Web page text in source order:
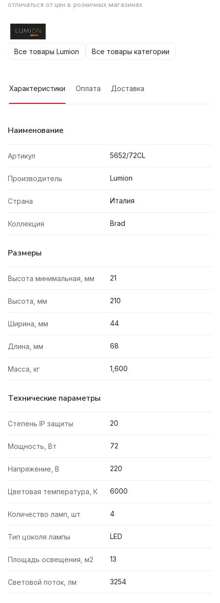
отличаться от цен в розничных магазинах
Все товары Lumion Все товары категории
Характеристики Оплата Доставка
Наименование
Артикул 5652/72CL
Производитель Lumion
Страна Италия
Коллекция Brad
Размеры
Высота минимальная, мм 21
Высота, мм 210
Ширина, мм 44
Длина, мм 68
Масса, кг 1,600
Технические параметры
Степень IP защиты 20
Мощность, Вт 72
Напряжение, В 220
Цветовая температура, К 6000
Количество ламп, шт 4
Тип цоколя лампы LED
Площадь освещения, м2 13
Световой поток, лм 3254